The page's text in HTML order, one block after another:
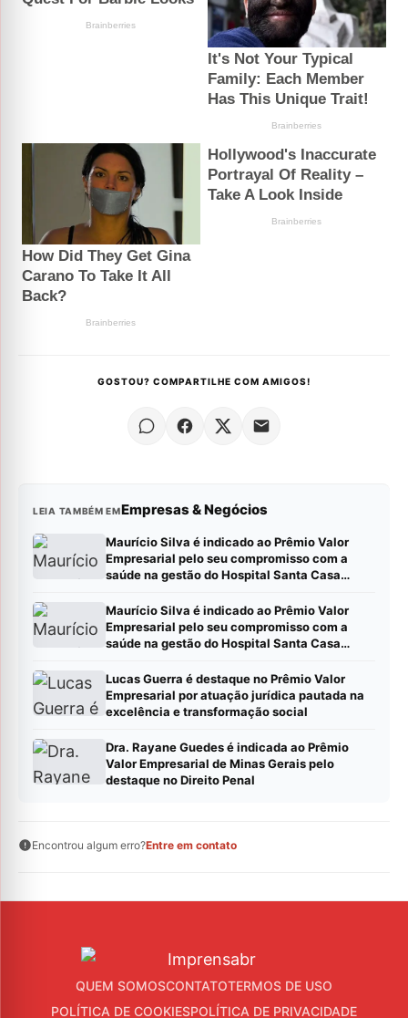
GOSTOU? COMPARTILHE COM AMIGOS!
LEIA TAMBÉM EMEmpresas & Negócios
Maurício Silva é indicado ao Prêmio Valor
Empresarial pelo seu compromisso com a
saúde na gestão do Hospital Santa Casa
Maurício Silva é indicado ao Prêmio Valor
Empresarial pelo seu compromisso com a
saúde na gestão do Hospital Santa Casa
Lucas Guerra é destaque no Prêmio Valor
Empresarial por atuação jurídica pautada na
excelência e transformação social
Dra. Rayane Guedes é indicada ao Prêmio
Valor Empresarial de Minas Gerais pelo
destaque no Direito Penal
Encontrou algum erro?Entre em contato
QUEM SOMOSCONTATOTERMOS DE USO
POLÍTICA DE COOKIESPOLÍTICA DE PRIVACIDADE